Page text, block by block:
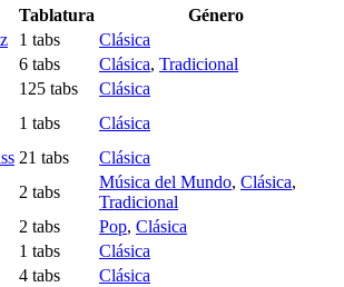
Tablatura
Género
1 tabs
Clásica
6 tabs Clásica, Tradicional
125 tabs
Clásica
1 tabs
Clásica
21 tabs
Clásica
2 tabs
Música del Mundo, Clásica,
Tradicional
2 tabs Pop, Clásica
1 tabs
Clásica
4 tabs
Clásica